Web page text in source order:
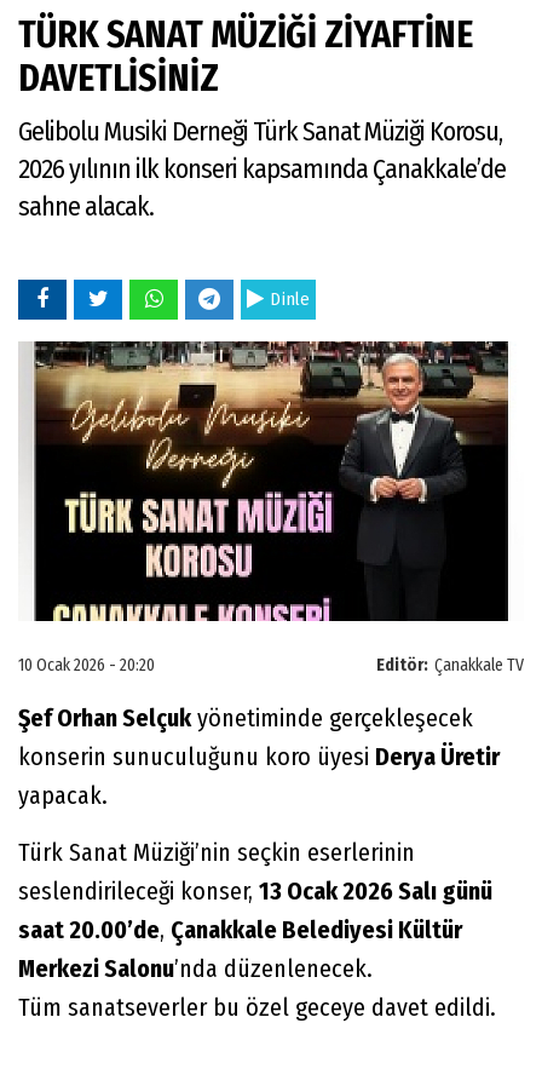
TÜRK SANAT MÜZİĞİ ZİYAFTİNE
DAVETLİSİNİZ
Gelibolu Musiki Derneği Türk Sanat Müziği Korosu,
2026 yılının ilk konseri kapsamında Çanakkale’de
sahne alacak.
Dinle
Editör: Çanakkale TV
10 Ocak 2026 - 20:20
Şef Orhan Selçukyönetiminde gerçekleşecek
konserin sunuculuğunu koro üyesi Derya Üretir
yapacak.
Türk Sanat Müziği’nin seçkin eserlerinin
seslendirileceği konser, 13 Ocak 2026 Salı günü
saat 20.00’de, Çanakkale Belediyesi Kültür
Merkezi Salonu’nda düzenlenecek.
Tüm sanatseverler bu özel geceye davet edildi.